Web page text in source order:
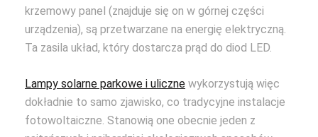
krzemowy panel (znajduje się on w górnej części
urządzenia), są przetwarzane na energię elektryczną.
Ta zasila układ, który dostarcza prąd do diod LED.
Lampy solarne parkowe i uliczne wykorzystują więc
dokładnie to samo zjawisko, co tradycyjne instalacje
fotowoltaiczne. Stanowią one obecnie jeden z